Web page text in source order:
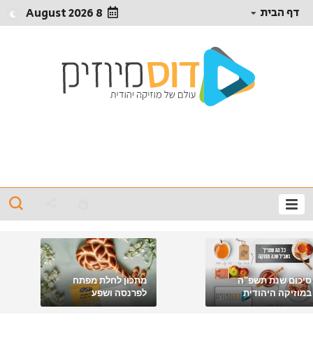
דף הבית 8 August 2026
סיכום שנת תשפ"ה
במוזיקה היהודית
מתכון לחלת מפתח
לפרנסה ושפע